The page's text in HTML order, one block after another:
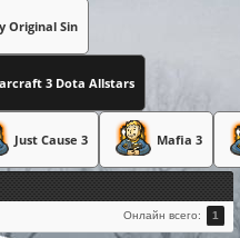
Original Sin
3 Dota Allstars
Just Cause 3 Mafia 3
Онлайн всего: 1